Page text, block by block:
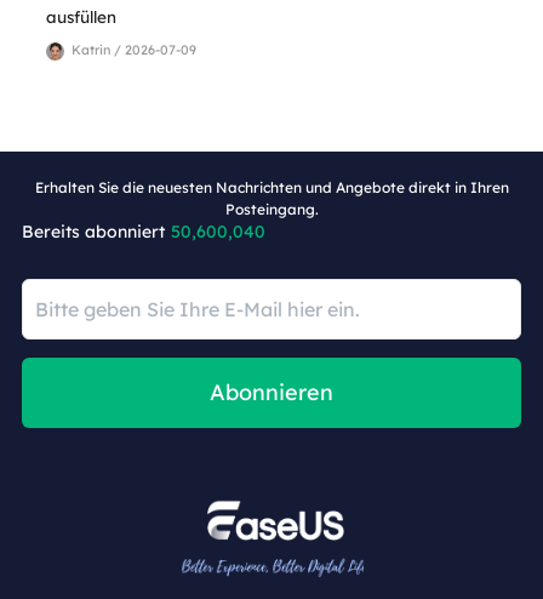
ausfüllen
Katrin / 2026-07-09
Erhalten Sie die neuesten Nachrichten und Angebote direkt in Ihren
Posteingang.
Bereits abonniert 50,600,040
Abonnieren